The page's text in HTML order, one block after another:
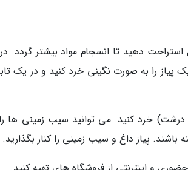
و به مدت 30 دقیقه در یخچال استراحت دهید تا انسجام مواد بیشتر
پیاز را به صورت نگینی خرد کنید و در یک
خرد کنید. می توانید سیب زمینی ها
پیاز داغ و سیب زمینی را کنار بگذارید.